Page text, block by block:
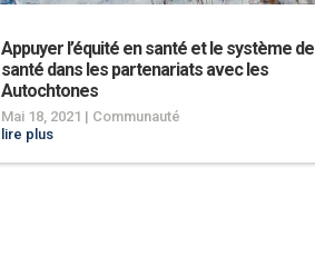
Appuyer l’équité en santé et le système de
santé dans les partenariats avec les
Autochtones
Mai 18, 2021 | Communauté
lire plus